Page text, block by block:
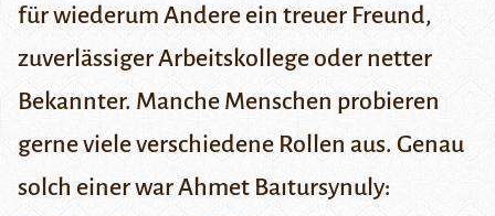
für wiederum Andere ein treuer Freund,
zuverlässiger Arbeitskollege oder netter
Bekannter. Manche Menschen probieren
gerne viele verschiedene Rollen aus. Genau
solch einer war Ahmet Baıtursynuly: